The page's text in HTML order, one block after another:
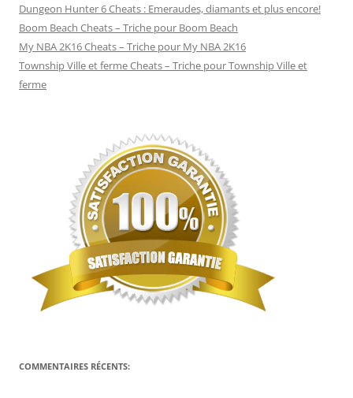
Dungeon Hunter 6 Cheats : Emeraudes, diamants et plus encore!
Boom Beach Cheats – Triche pour Boom Beach
My NBA 2K16 Cheats – Triche pour My NBA 2K16
Township Ville et ferme Cheats – Triche pour Township Ville et
ferme
COMMENTAIRES RÉCENTS: